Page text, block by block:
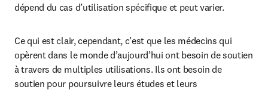
dépend du cas d’utilisation spécifique et peut varier.
Ce qui est clair, cependant, c’est que les médecins qui
opèrent dans le monde d’aujourd’hui ont besoin de soutien
à travers de multiples utilisations. Ils ont besoin de
soutien pour poursuivre leurs études et leurs